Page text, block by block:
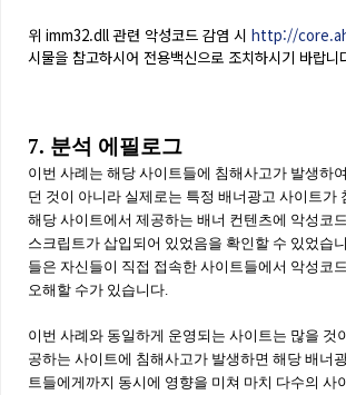
위 imm32.dll 관련 악성코드 감염 시 http://
시물을 참고하시어 전용백신으로 조치하시기 바랍니
7. 분석 에필로그
이번 사례는 해당 사이트들에 침해사고가 발생하
던 것이 아니라 실제로는 특정 배너광고 사이트가
해당 사이트에서 제공하는 배너 컨텐츠에 악성코
스크립트가 삽입되어 있었음을 확인할 수 있었습
들은 자신들이 직접 접속한 사이트들에서 악성코
오해할 수가 있습니다.
이번 사례와 동일하게 운영되는 사이트는 많을 것
공하는 사이트에 침해사고가 발생하면 해당 배너
트들에게까지 동시에 영향을 미쳐 마치 다수의 사